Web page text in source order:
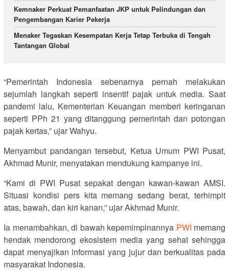
Kemnaker Perkuat Pemanfaatan JKP untuk Pelindungan dan
Pengembangan Karier Pekerja
Menaker Tegaskan Kesempatan Kerja Tetap Terbuka di Tengah
Tantangan Global
“Pemerintah Indonesia sebenarnya pernah melakukan
sejumlah langkah seperti insentif pajak untuk media. Saat
pandemi lalu, Kementerian Keuangan memberi keringanan
seperti PPh 21 yang ditanggung pemerintah dan potongan
pajak kertas,” ujar Wahyu.
Menyambut pandangan tersebut, Ketua Umum PWI Pusat,
Akhmad Munir, menyatakan mendukung kampanye ini.
“Kami di PWI Pusat sepakat dengan kawan-kawan AMSI.
Situasi kondisi pers kita memang sedang berat, terhimpit
atas, bawah, dan kiri kanan,” ujar Akhmad Munir.
Ia menambahkan, di bawah kepemimpinannya PWI memang
hendak mendorong ekosistem media yang sehat sehingga
dapat menyajikan informasi yang jujur dan berkualitas pada
masyarakat Indonesia.